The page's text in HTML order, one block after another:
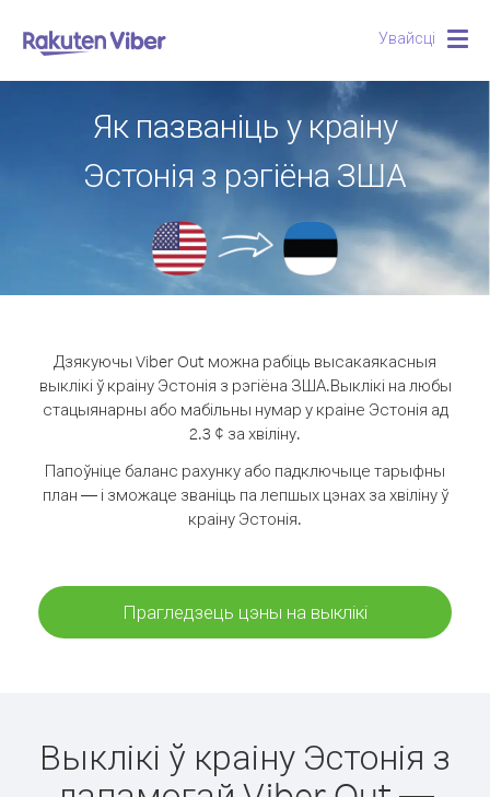
Увайсці
Як пазваніць у краіну
Эстонія з рэгіёна ЗША
Дзякуючы Viber Out можна рабіць высакаякасныя
выклікі ў краіну Эстонія з рэгіёна ЗША.Выклікі на любы
стацыянарны або мабільны нумар у краіне Эстонія ад
2.3 ¢ за хвіліну.
Папоўніце баланс рахунку або падключыце тарыфны
план — і зможаце званіць па лепшых цэнах за хвіліну ў
краіну Эстонія.
Прагледзець цэны на выклікі
Выклікі ў краіну Эстонія з